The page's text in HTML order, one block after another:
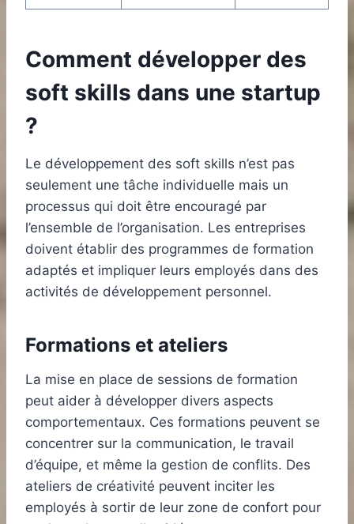
Comment développer des
soft skills dans une startup
?
Le développement des soft skills n’est pas
seulement une tâche individuelle mais un
processus qui doit être encouragé par
l’ensemble de l’organisation. Les entreprises
doivent établir des programmes de formation
adaptés et impliquer leurs employés dans des
activités de développement personnel.
Formations et ateliers
La mise en place de sessions de formation
peut aider à développer divers aspects
comportementaux. Ces formations peuvent se
concentrer sur la communication, le travail
d’équipe, et même la gestion de conflits. Des
ateliers de créativité peuvent inciter les
employés à sortir de leur zone de confort pour